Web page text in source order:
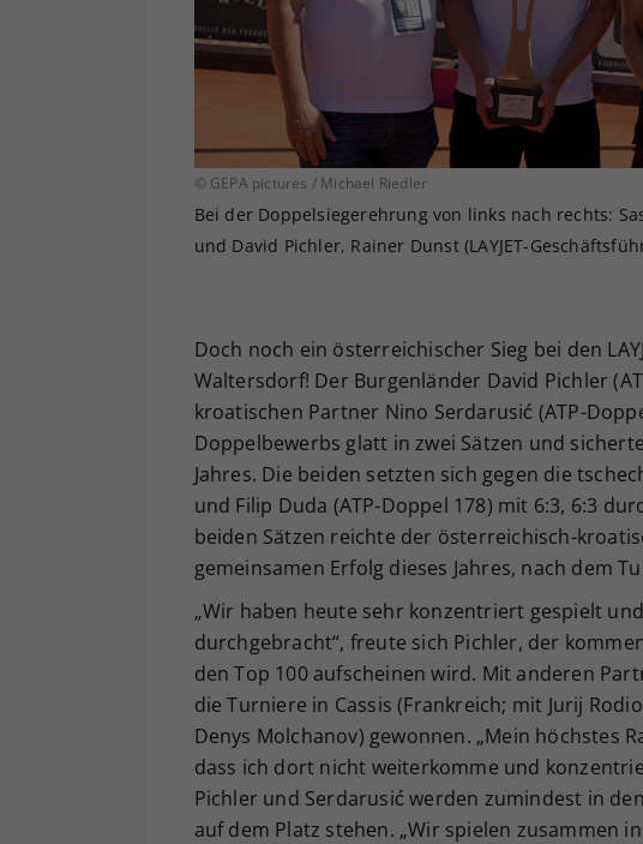
© GEPA pictures / Michael Riedler
Bei der Doppelsiegerehrung von links nach rechts:
und David Pichler, Rainer Dunst (LAYJET-
Doch noch ein österreichischer Sieg bei den
Waltersdorf! Der Burgenländer David Pichler
kroatischen Partner Nino Serdarusić (ATP-
Doppelbewerbs glatt in zwei Sätzen und
Jahres. Die beiden setzten sich gegen die
und Filip Duda (ATP-Doppel 178) mit 6:3, 6:3
beiden Sätzen reichte der österreichisch-
gemeinsamen Erfolg dieses Jahres, nach dem
„Wir haben heute sehr konzentriert gespielt
durchgebracht“, freute sich Pichler, der
den Top 100 aufscheinen wird. Mit anderen
die Turniere in Cassis (Frankreich; mit Jurij
Denys Molchanov) gewonnen. „Mein höchstes
dass ich dort nicht weiterkomme und
Pichler und Serdarusić werden zumindest in
auf dem Platz stehen. „Wir spielen zusammen